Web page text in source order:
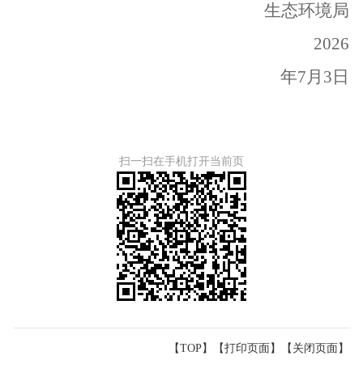
生态环境局
2026
年7月 3 日
扫一扫在手机打开当前页
【TOP】 【打印页面 】【 关闭页面 】